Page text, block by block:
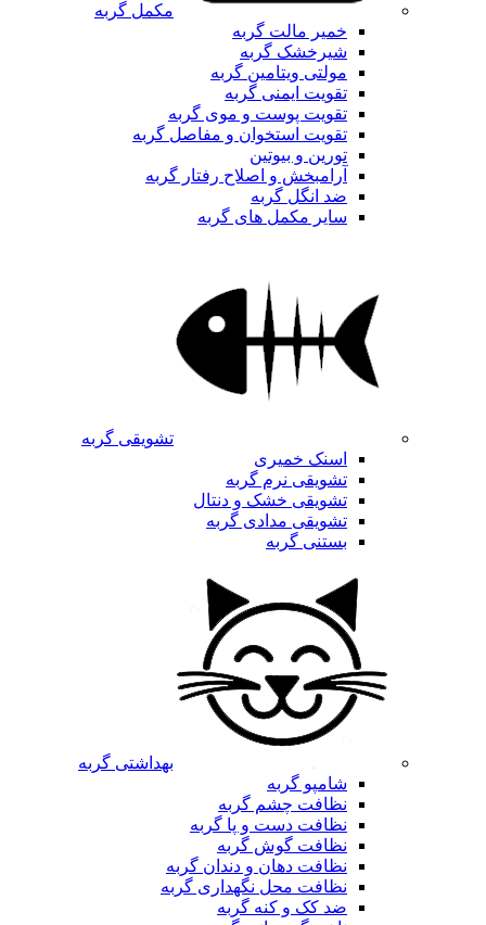
مکمل گربه
خمیر مالت گربه
شیرخشک گربه
مولتی ویتامین گربه
تقویت ایمنی گربه
تقویت پوست و موی گربه
تقویت استخوان و مفاصل گربه
تورین و بیوتین
آرامبخش و اصلاح رفتار گربه
ضد انگل گربه
سایر مکمل های گربه
تشویقی گربه
اسنک خمیری
تشویقی نرم گربه
تشویقی خشک و دنتال
تشویقی مدادی گربه
بستنی گربه
بهداشتی گربه
شامپو گربه
نظافت چشم گربه
نظافت دست و پا گربه
نظافت گوش گربه
نظافت دهان و دندان گربه
نظافت محل نگهداری گربه
ضد کک و کنه گربه